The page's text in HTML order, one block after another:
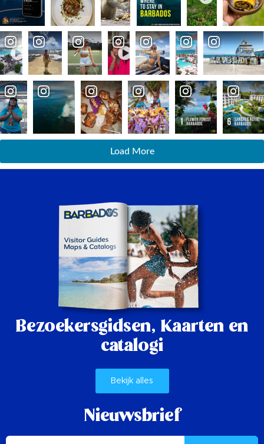
Load More
Bezoekersgidsen, Kaarten en
catalogi
Bekijk alles
Nieuwsbrief